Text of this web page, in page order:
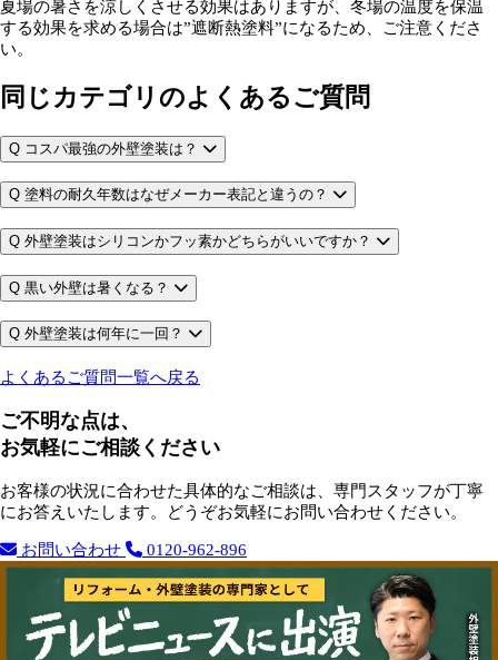
夏場の暑さを涼しくさせる効果はありますが、冬場の温度を保温
する効果を求める場合は”遮断熱塗料”になるため、ご注意くださ
い。
同じカテゴリのよくあるご質問
Q コスパ最強の外壁塗装は？
Q 塗料の耐久年数はなぜメーカー表記と違うの？
Q 外壁塗装はシリコンかフッ素かどちらがいいですか？
Q 黒い外壁は暑くなる？
Q 外壁塗装は何年に一回？
よくあるご質問一覧へ戻る
ご不明な点は、
お気軽にご相談ください
お客様の状況に合わせた具体的なご相談は、専門スタッフが丁寧
にお答えいたします。どうぞお気軽にお問い合わせください。
お問い合わせ 0120-962-896